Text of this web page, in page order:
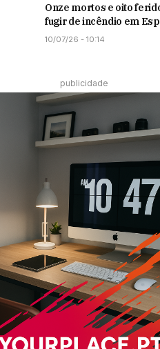
Onze mortos e oito
fugir de incêndio em
10/07/26 - 10:14
publicidade